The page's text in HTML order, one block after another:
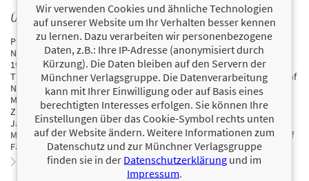
ÜBER PHIL JACKSON
Phil Jackson ist wohl der einmaligste Trainer in der Geschichte der
NBA. Seinen Ruf begründete er als Cheftrainer der Chicago Bulls von
1989 bis 1998; während seiner Amtszeit gewann Chicago sechs NBA-
Titel. Sein zweites Erfolgsteam, die Los Angeles Lakers, gewannen fünf
NBA-Titel, von 2000 bis 2010. Er hält den Rekord für die meisten
Meisterschaften in der NBA-Geschichte als Spieler und Cheftrainer.
Zudem hält er die höchste Gewinnquote aller NBA-Trainer (704).
Jackson war Spieler bei den New York Knicks, die 1970 und 1973 NBA-
Meister wurden. Im Jahr 2007 wurde Jackson in die Basketball Hall of
Fame aufgenommen.
Zum Profil von Phil Jackson
Wir verwenden Cookies und ähnliche Technologien
auf unserer Website um Ihr Verhalten besser kennen
zu lernen. Dazu verarbeiten wir personenbezogene
Daten, z.B.: Ihre IP-Adresse (anonymisiert durch
Kürzung). Die Daten bleiben auf den Servern der
Münchner Verlagsgruppe. Die Datenverarbeitung
kann mit Ihrer Einwilligung oder auf Basis eines
berechtigten Interesses erfolgen. Sie können Ihre
Einstellungen über das Cookie-Symbol rechts unten
auf der Website ändern. Weitere Informationen zum
Datenschutz und zur Münchner Verlagsgruppe
finden sie in der Datenschutzerklärung und im
Impressum.